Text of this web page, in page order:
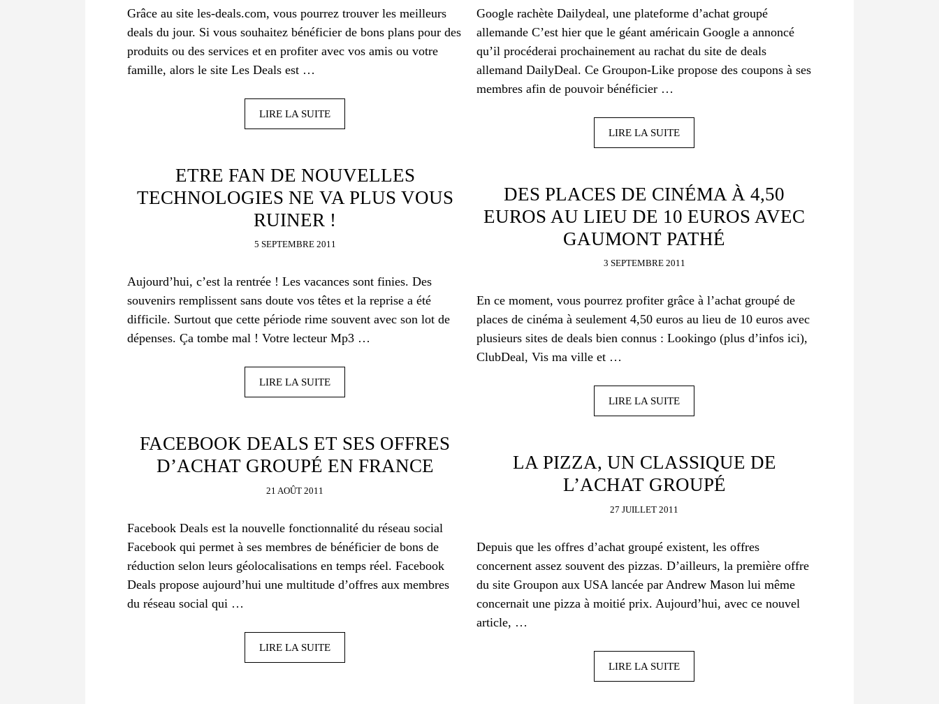
Grâce au site les-deals.com, vous pourrez trouver les meilleurs
deals du jour. Si vous souhaitez bénéficier de bons plans pour des
produits ou des services et en profiter avec vos amis ou votre
famille, alors le site Les Deals est …
LIRE LA SUITE
Google rachète Dailydeal, une plateforme d’achat groupé
allemande C’est hier que le géant américain Google a annoncé
qu’il procéderai prochainement au rachat du site de deals
allemand DailyDeal. Ce Groupon-Like propose des coupons à ses
membres afin de pouvoir bénéficier …
LIRE LA SUITE
ETRE FAN DE NOUVELLES
TECHNOLOGIES NE VA PLUS VOUS
RUINER !
5 SEPTEMBRE 2011
Aujourd’hui, c’est la rentrée ! Les vacances sont finies. Des
souvenirs remplissent sans doute vos têtes et la reprise a été
difficile. Surtout que cette période rime souvent avec son lot de
dépenses. Ça tombe mal ! Votre lecteur Mp3 …
LIRE LA SUITE
DES PLACES DE CINÉMA À 4,50
EUROS AU LIEU DE 10 EUROS AVEC
GAUMONT PATHÉ
3 SEPTEMBRE 2011
En ce moment, vous pourrez profiter grâce à l’achat groupé de
places de cinéma à seulement 4,50 euros au lieu de 10 euros avec
plusieurs sites de deals bien connus : Lookingo (plus d’infos ici),
ClubDeal, Vis ma ville et …
LIRE LA SUITE
FACEBOOK DEALS ET SES OFFRES
D’ACHAT GROUPÉ EN FRANCE
21 AOÛT 2011
Facebook Deals est la nouvelle fonctionnalité du réseau social
Facebook qui permet à ses membres de bénéficier de bons de
réduction selon leurs géolocalisations en temps réel. Facebook
Deals propose aujourd’hui une multitude d’offres aux membres
du réseau social qui …
LIRE LA SUITE
LA PIZZA, UN CLASSIQUE DE
L’ACHAT GROUPÉ
27 JUILLET 2011
Depuis que les offres d’achat groupé existent, les offres
concernent assez souvent des pizzas. D’ailleurs, la première offre
du site Groupon aux USA lancée par Andrew Mason lui même
concernait une pizza à moitié prix. Aujourd’hui, avec ce nouvel
article, …
LIRE LA SUITE